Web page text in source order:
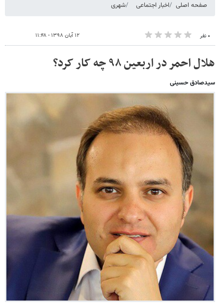
صفحه اصلی اخبار اجتماعی شهری
۰ نفر ۱۲ آبان ۱۳۹۸ - ۱۱:۴۸
هلال احمر در اربعین ۹۸ چه کار کرد؟
سیدصادق حسینی